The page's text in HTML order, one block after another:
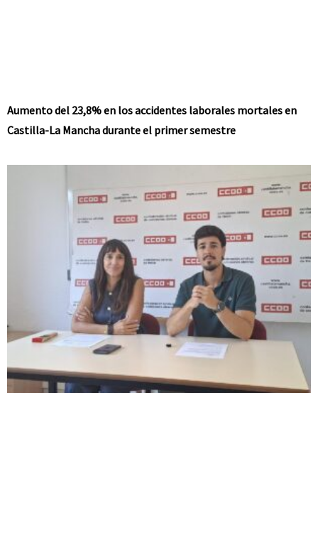
Aumento del 23,8% en los accidentes laborales mortales en
Castilla-La Mancha durante el primer semestre